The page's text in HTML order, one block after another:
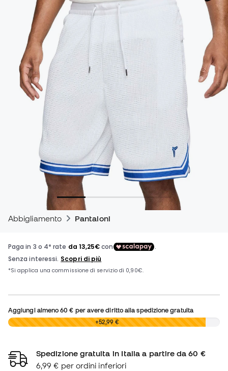
Abbigliamento Pantaloni
Aggiungi almeno60 € per avere diritto alla spedizione gratuita
0,00 € +52,99 €
Spedizione gratuita in Italia a partire da 60 €
6,99 € per ordini inferiori